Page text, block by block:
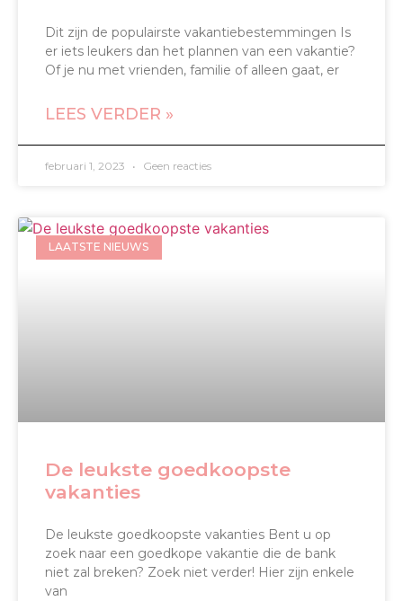
Dit zijn de populairste vakantiebestemmingen Is
er iets leukers dan het plannen van een vakantie?
Of je nu met vrienden, familie of alleen gaat, er
LEES VERDER »
februari 1, 2023 Geen reacties
LAATSTE NIEUWS
De leukste goedkoopste
vakanties
De leukste goedkoopste vakanties Bent u op
zoek naar een goedkope vakantie die de bank
niet zal breken? Zoek niet verder! Hier zijn enkele
van